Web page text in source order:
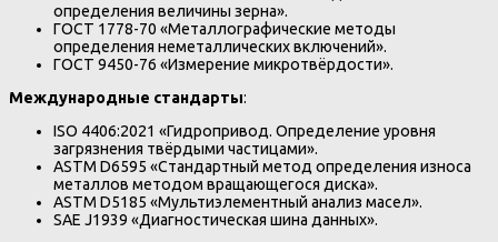
определения величины зерна».
ГОСТ 1778-70 «Металлографические методы
определения неметаллических включений».
ГОСТ 9450-76 «Измерение микротвёрдости».
Международные стандарты:
ISO 4406:2021 «Гидропривод. Определение уровня
загрязнения твёрдыми частицами».
ASTM D6595 «Стандартный метод определения износа
металлов методом вращающегося диска».
ASTM D5185 «Мультиэлементный анализ масел».
SAE J1939 «Диагностическая шина данных».